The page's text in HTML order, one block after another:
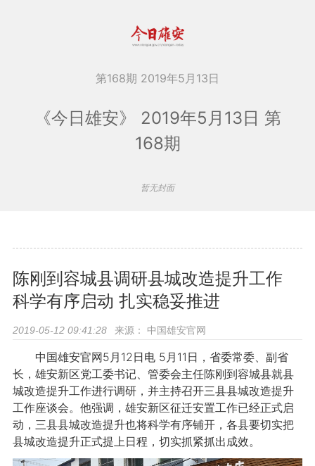
第168期 2019年5月13日
《今日雄安》 2019年5月13日 第
168期
暂无封面
陈刚到容城县调研县城改造提升工作
科学有序启动 扎实稳妥推进
2019-05-12 09:41:28 来源： 中国雄安官网
中国雄安官网5月12日电 5月11日，省委常委、副省
长，雄安新区党工委书记、管委会主任陈刚到容城县就县
城改造提升工作进行调研，并主持召开三县县城改造提升
工作座谈会。他强调，雄安新区征迁安置工作已经正式启
动，三县县城改造提升也将科学有序铺开，各县要切实把
县城改造提升正式提上日程，切实抓紧抓出成效。
查看更多